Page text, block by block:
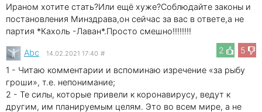
Ираном хотите стать?Или ещё хуже?Соблюдайте законы и
постановления Минздрава,он сейчас за вас в ответе,а не
партия *Кахоль -Лаван*.Просто смешно!!!!!!!!
2
5
Abc 14.02.2021 17:40 #
1 - Читаю комментарии и вспоминаю изречение «за рыбу
гроши», т.е. непонимание;
2 - Те силы, которые привели к коронавирусу, ведут к
другим, им планируемым целям. Это во всем мире, а не